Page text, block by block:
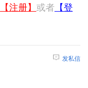
【注册】 或者 【登
发私信